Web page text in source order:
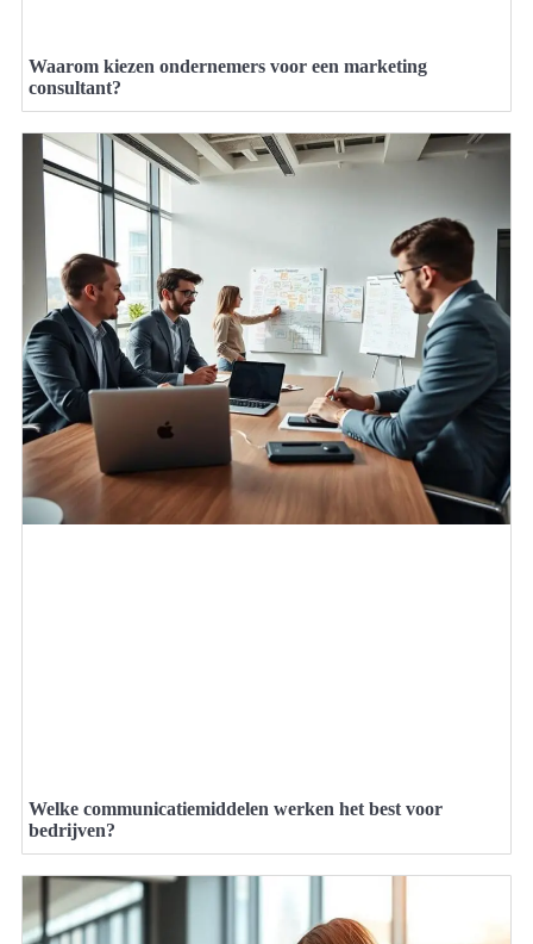
Waarom kiezen ondernemers voor een marketing
consultant?
Welke communicatiemiddelen werken het best voor
bedrijven?